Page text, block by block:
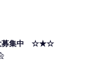
募集中 ☆★☆